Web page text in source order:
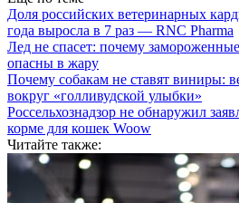
Доля российских ветеринарных
года выросла в 7 раз — RNC Pharma
Лед не спасет: почему
опасны в жару
Почему собакам не ставят виниры:
вокруг «голливудской улыбки»
Россельхознадзор не обнаружил
корме для кошек Woow
Читайте также: